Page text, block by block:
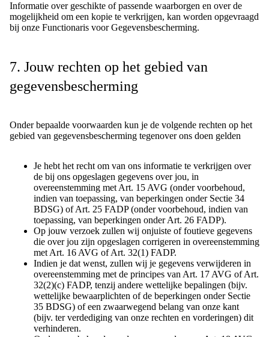
Informatie over geschikte of passende waarborgen en over de
mogelijkheid om een kopie te verkrijgen, kan worden opgevraagd
bij onze Functionaris voor Gegevensbescherming.
7. Jouw rechten op het gebied van
gegevensbescherming
Onder bepaalde voorwaarden kun je de volgende rechten op het
gebied van gegevensbescherming tegenover ons doen gelden
Je hebt het recht om van ons informatie te verkrijgen over
de bij ons opgeslagen gegevens over jou, in
overeenstemming met Art. 15 AVG (onder voorbehoud,
indien van toepassing, van beperkingen onder Sectie 34
BDSG) of Art. 25 FADP (onder voorbehoud, indien van
toepassing, van beperkingen onder Art. 26 FADP).
Op jouw verzoek zullen wij onjuiste of foutieve gegevens
die over jou zijn opgeslagen corrigeren in overeenstemming
met Art. 16 AVG of Art. 32(1) FADP.
Indien je dat wenst, zullen wij je gegevens verwijderen in
overeenstemming met de principes van Art. 17 AVG of Art.
32(2)(c) FADP, tenzij andere wettelijke bepalingen (bijv.
wettelijke bewaarplichten of de beperkingen onder Sectie
35 BDSG) of een zwaarwegend belang van onze kant
(bijv. ter verdediging van onze rechten en vorderingen) dit
verhinderen.